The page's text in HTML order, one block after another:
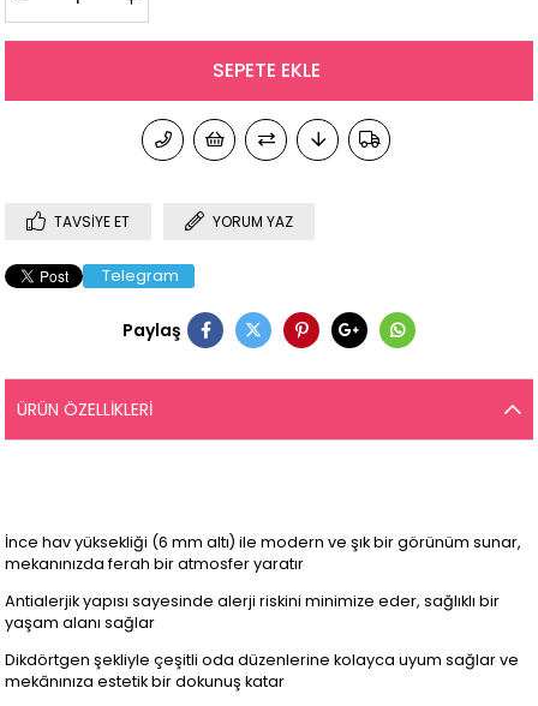
TAVSIYE ET YORUM YAZ
Telegram
Paylaş
ÜRÜN ÖZELLIKLERI
İnce hav yüksekliği (6 mm altı) ile modern ve şık bir görünüm sunar,
mekanınızda ferah bir atmosfer yaratır
Antialerjik yapısı sayesinde alerji riskini minimize eder, sağlıklı bir
yaşam alanı sağlar
Dikdörtgen şekliyle çeşitli oda düzenlerine kolayca uyum sağlar ve
mekânınıza estetik bir dokunuş katar